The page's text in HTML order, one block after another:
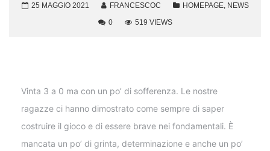
25 MAGGIO 2021 FRANCESCOC HOMEPAGE, NEWS
0
519 VIEWS
Vinta 3 a 0 ma con un po’ di sofferenza. Le nostre
ragazze ci hanno dimostrato come sempre di saper
costruire il gioco e di essere brave nei fondamentali. È
mancata un po’ di grinta, determinazione e anche un po’